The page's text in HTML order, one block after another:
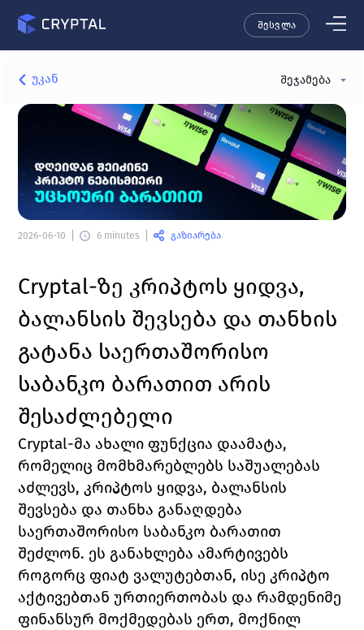
შესვლა
უკან შეჯამება
2026-06-10 6 minutes გაზიარება
Cryptal-ზე კრიპტოს ყიდვა,
ბალანსის შევსება და თანხის
გატანა საერთაშორისო
საბანკო ბარათით არის
შესაძლებელი
Cryptal-მა ახალი ფუნქცია დაამატა,
რომელიც მომხმარებლებს საშუალებას
აძლევს, კრიპტოს ყიდვა, ბალანსის
შევსება და თანხა განაღდება
საერთაშორისო საბანკო ბარათით
შეძლონ. ეს განახლება ამარტივებს
როგორც ფიატ ვალუტებთან, ისე კრიპტო
აქტივებთან ურთიერთობას და რამდენიმე
ფინანსურ მოქმედებას ერთ, მოქნილ